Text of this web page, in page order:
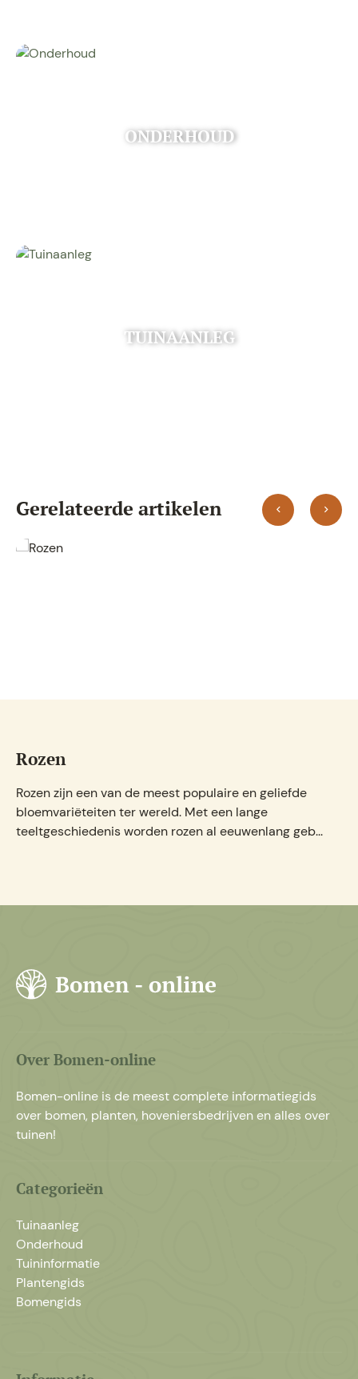
ONDERHOUD
TUINAANLEG
Gerelateerde artikelen
Bulgaarse sierui
De Bulgaarse siertui (Achillea millefolium) is een
plant die het meest voorkomt in Europa, Azië en
Amerika. Het groeit in weiland...
Over Bomen-online
Bomen-online is de meest complete informatiegids
over bomen, planten, hoveniersbedrijven en alles over
tuinen!
Categorieën
Tuinaanleg
Onderhoud
Tuininformatie
Plantengids
Bomengids